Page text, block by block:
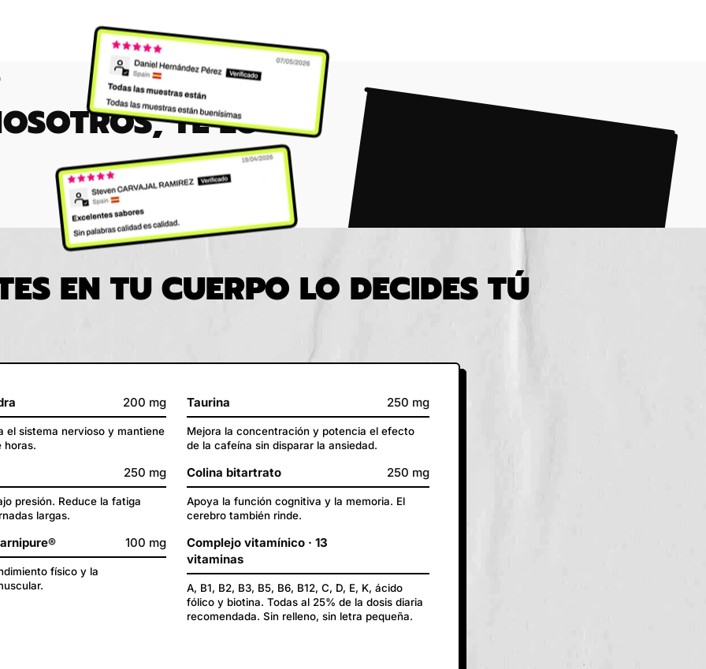
TE LO
EN TU CUERPO LO DECIDES TÚ
200 mg
el sistema nervioso y mantiene
horas.
Taurina 250 mg
Mejora la concentración y potencia el efecto
de la cafeína sin disparar la ansiedad.
250 mg
presión. Reduce la fatiga
largas.
Colina bitartrato 250 mg
Apoya la función cognitiva y la memoria. El
cerebro también rinde.
100 mg
físico y la
Complejo vitamínico · 13
vitaminas
A, B1, B2, B3, B5, B6, B12, C, D, E, K, ácido
fólico y biotina. Todas al 25% de la dosis diaria
recomendada. Sin relleno, sin letra pequeña.